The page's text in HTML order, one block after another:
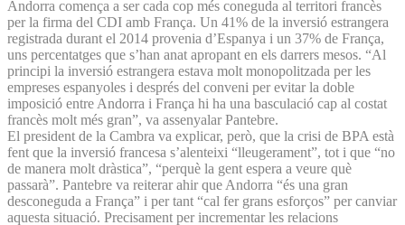
Andorra comença a ser cada cop més coneguda al territori francès
per la firma del CDI amb França. Un 41% de la inversió estrangera
registrada durant el 2014 provenia d’Espanya i un 37% de França,
uns percentatges que s’han anat apropant en els darrers mesos. “Al
principi la inversió estrangera estava molt monopolitzada per les
empreses espanyoles i després del conveni per evitar la doble
imposició entre Andorra i França hi ha una basculació cap al costat
francès molt més gran”, va assenyalar Pantebre.
El president de la Cambra va explicar, però, que la crisi de BPA està
fent que la inversió francesa s’alenteixi “lleugerament”, tot i que “no
de manera molt dràstica”, “perquè la gent espera a veure què
passarà”. Pantebre va reiterar ahir que Andorra “és una gran
desconeguda a França” i per tant “cal fer grans esforços” per canviar
aquesta situació. Precisament per incrementar les relacions